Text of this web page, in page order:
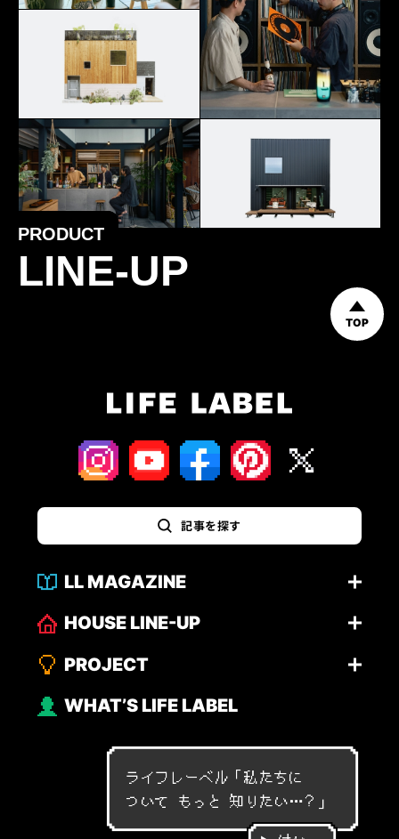
PRODUCT
LINE-UP
TOP
記事を探す
LL MAGAZINE
HOUSE LINE-UP
PROJECT
WHAT’S LIFE LABEL
ライフレーベル「私 たちに
つ いて も っ と 知 り た い…？ 」